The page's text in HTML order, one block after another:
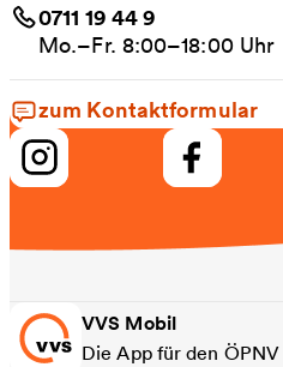
0711 19 44 9
Mo.–Fr. 8:00–18:00 Uhr
zum Kontaktformular
VVS Mobil
Die App für den